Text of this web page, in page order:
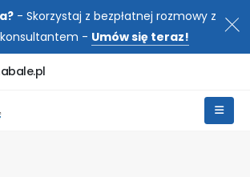
- Skorzystaj z bezpłatnej rozmowy z
- Umów się teraz!